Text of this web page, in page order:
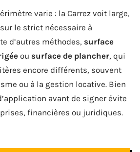
varie : la Carrez voit large,
le strict nécessaire à
d’autres méthodes, surface
ou surface de plancher, qui
encore différents, souvent
ou à la gestion locative. Bien
avant de signer évite
financières ou juridiques.